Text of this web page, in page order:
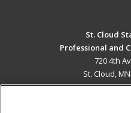
St. Cloud
Professional and
720 4th
St. Cloud,